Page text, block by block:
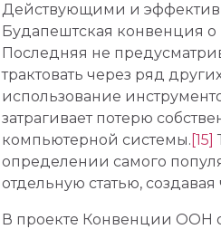
Действующими и
Будапештская конвенция о
Последняя не
трактовать через ряд
использование
затрагивает потерю
компьютерной системы. [15]
определении самого
отдельную статью,
В проекте Конвенции ООН